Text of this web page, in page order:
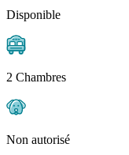
Disponible
2 Chambres
Non autorisé